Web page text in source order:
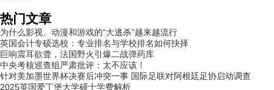
热门文章
为什么影视、动漫和游戏的“大逃杀”越来越流行
英国会计专硕选校：专业排名与学校排名如何抉择
巨响震耳欲聋，法国野火引爆二战弹药库
中央考核巡查组严肃批评：太不应该！
针对美加墨世界杯决赛后冲突一事 国际足联对阿根廷足协启动调查
2025英国爱丁堡大学硕士学费解析